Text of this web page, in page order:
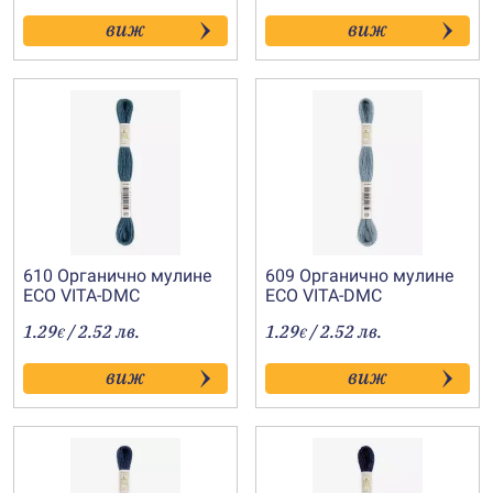
виж виж
610 Органично мулине
ECO VITA-DMC
1.29€ / 2.52 лв.
виж
609 Органично мулине
ECO VITA-DMC
1.29€ / 2.52 лв.
виж